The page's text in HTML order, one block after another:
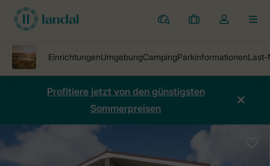
Ferienparks
Meine
Dropdown-
öffnen
Profitiere jetzt von den günstigsten
Sommerpreisen